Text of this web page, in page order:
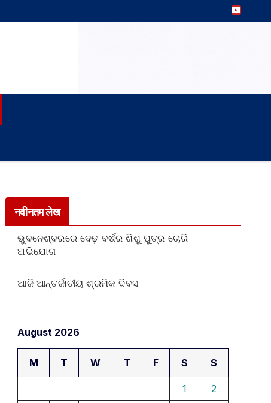
नवीनतम लेख
ଭୁବନେଶ୍ବରରେ ଦେଢ଼ ବର୍ଷର ଶିଶୁ ପୁତ୍ର ଚୋରି
ଅଭିଯୋଗ
ଆଜି ଆନ୍ତର୍ଜାତୀୟ ଶ୍ରମିକ ଦିବସ
August 2026
M T W T F S S
1
2